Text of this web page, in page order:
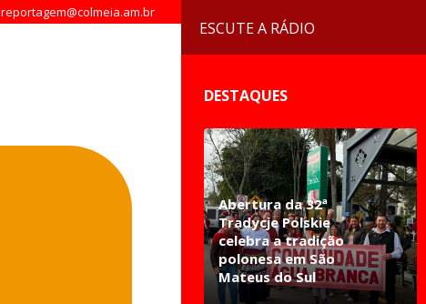
reportagem@colmeia.am.br
ESCUTE A RÁDIO
DESTAQUES
Abertura da 32ª
Tradycje Polskie
celebra a tradição
polonesa em São
Mateus do Sul